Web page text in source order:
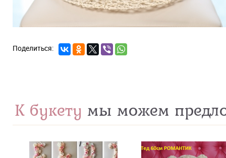
К букету мы можем